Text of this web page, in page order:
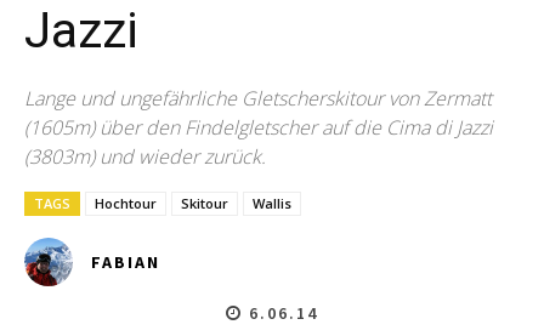
Jazzi
Lange und ungefährliche Gletscherskitour von Zermatt
(1605m) über den Findelgletscher auf die Cima di Jazzi
(3803m) und wieder zurück.
TAGS Hochtour Skitour Wallis
FABIAN
6.06.14